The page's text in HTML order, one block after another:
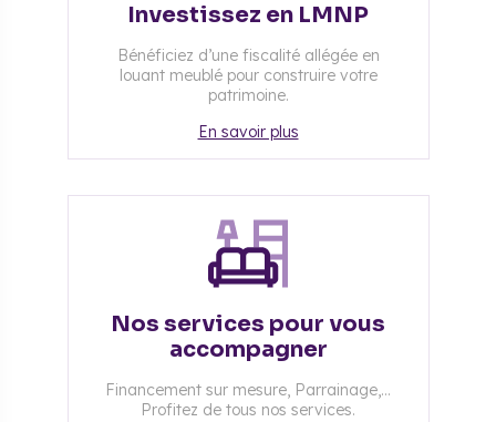
Investissez en LMNP
Bénéficiez d’une fiscalité allégée en
louant meublé pour construire votre
patrimoine.
En savoir plus
Nos services pour vous
accompagner
Financement sur mesure, Parrainage,...
Profitez de tous nos services.